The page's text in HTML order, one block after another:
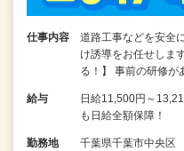
仕事内容
道路工事などを安全
け誘導をお任せしま
る！】 事前の研修
給与
日給11,500円～
も日給全額保障！
勤務地
千葉県千葉市中央